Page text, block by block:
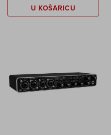
U KOŠARICU